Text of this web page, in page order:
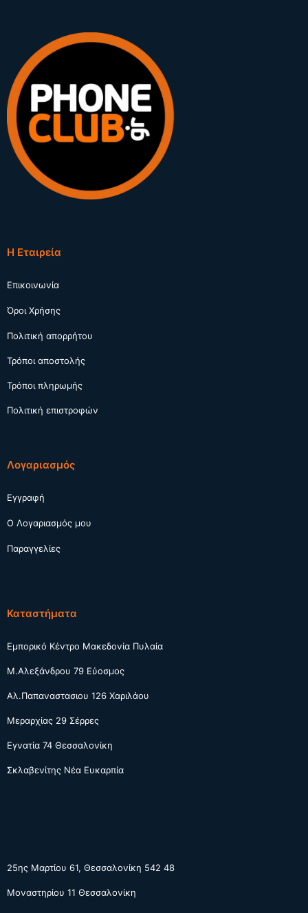
Η Εταιρεία
Επικοινωνία
Όροι Χρήσης
Πολιτική απορρήτου
Τρόποι αποστολής
Τρόποι πληρωμής
Πολιτική επιστροφών
Λογαριασμός
Εγγραφή
Ο Λογαριασμός μου
Παραγγελίες
Καταστήματα
Εμπορικό Κέντρο Μακεδονία Πυλαία
Μ.Αλεξάνδρου 79 Εύοσμος
Αλ.Παπαναστασιου 126 Χαριλάου
Μεραρχίας 29 Σέρρες
Εγνατία 74 Θεσσαλονίκη
Σκλαβενίτης Νέα Ευκαρπία
25ης Μαρτίου 61, Θεσσαλονίκη 542 48
Μοναστηρίου 11 Θεσσαλονίκη